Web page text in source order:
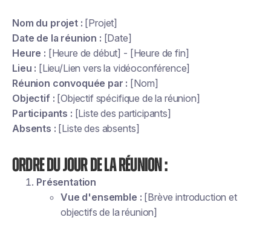
Nom du projet : [Projet]
Date de la réunion : [Date]
Heure : [Heure de début] - [Heure de fin]
Lieu : [Lieu/Lien vers la vidéoconférence]
Réunion convoquée par : [Nom]
Objectif : [Objectif spécifique de la réunion]
Participants : [Liste des participants]
Absents : [Liste des absents]
Ordre du jour de la réunion :
Présentation
Vue d'ensemble : [Brève introduction et
objectifs de la réunion]